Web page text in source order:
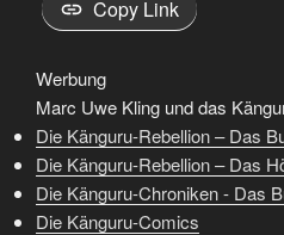
Copy Link
Werbung
Marc Uwe Kling und das
Die Känguru-Rebellion – Das
Die Känguru-Rebellion – Das
Die Känguru-Chroniken - Das
Die Känguru-Comics